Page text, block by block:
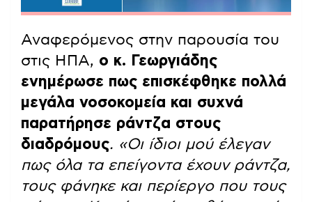
Αναφερόμενος στην παρουσία του
στις ΗΠΑ, ο κ. Γεωργιάδης
ενημέρωσε πως επισκέφθηκε πολλά
μεγάλα νοσοκομεία και συχνά
παρατήρησε ράντζα στους
διαδρόμους. «Οι ίδιοι μού έλεγαν
πως όλα τα επείγοντα έχουν ράντζα,
τους φάνηκε και περίεργο που τους